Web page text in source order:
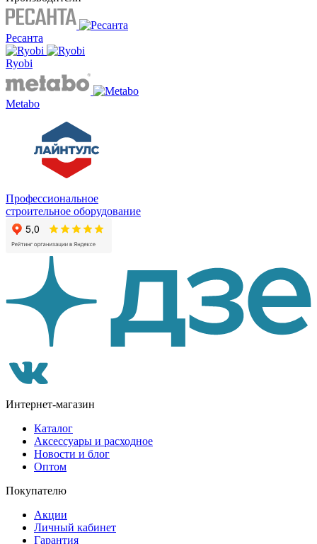
Ресанта
Ryobi
Metabo
Профессиональное
строительное оборудование
Интернет-магазин
Каталог
Аксессуары и расходное
Новости и блог
Оптом
Покупателю
Акции
Личный кабинет
Гарантия